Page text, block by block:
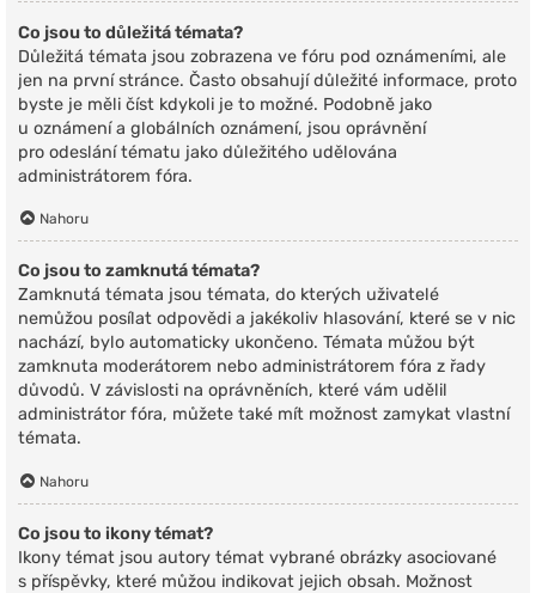
Co jsou to důležitá témata?
Důležitá témata jsou zobrazena ve fóru pod oznámeními, ale
jen na první stránce. Často obsahují důležité informace, proto
byste je měli číst kdykoli je to možné. Podobně jako
u oznámení a globálních oznámení, jsou oprávnění
pro odeslání tématu jako důležitého udělována
administrátorem fóra.
Nahoru
Co jsou to zamknutá témata?
Zamknutá témata jsou témata, do kterých uživatelé
nemůžou posílat odpovědi a jakékoliv hlasování, které se v nic
nachází, bylo automaticky ukončeno. Témata můžou být
zamknuta moderátorem nebo administrátorem fóra z řady
důvodů. V závislosti na oprávněních, které vám udělil
administrátor fóra, můžete také mít možnost zamykat vlastní
témata.
Nahoru
Co jsou to ikony témat?
Ikony témat jsou autory témat vybrané obrázky asociované
s příspěvky, které můžou indikovat jejich obsah. Možnost